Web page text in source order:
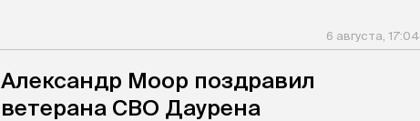
6 августа, 17:04
Александр Моор поздравил
ветерана СВО Даурена